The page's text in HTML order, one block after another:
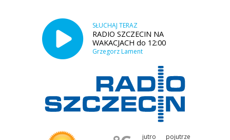
SŁUCHAJ TERAZ
RADIO SZCZECIN NA
WAKACJACH do 12:00
Grzegorz Lament
jutro pojutrze